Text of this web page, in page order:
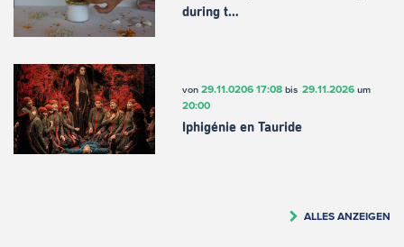
during t…
von 29.11.0206 17:08bis 29.11.2026um
20:00
Iphigénie en Tauride
ALLES ANZEIGEN